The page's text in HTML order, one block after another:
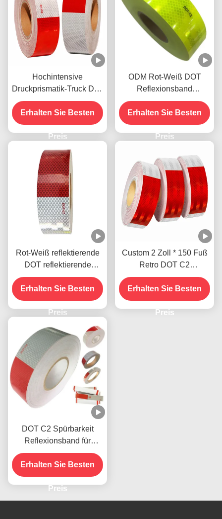
Hochintensive
Druckprismatik-Truck Dot-
C2-Reflexionsband
Erhalten Sie Besten
Preis
ODM Rot-Weiß DOT
Reflexionsband
Selbstklebstoff
Wetterbeständig
Erhalten Sie Besten
Preis
Rot-Weiß reflektierende
DOT reflektierende
Klebebandstreifen für den
Außenbereich
Erhalten Sie Besten
Preis
Custom 2 Zoll * 150 Fuß
Retro DOT C2
Reflexionsband Aufkleber
für Anhänger LKW
Erhalten Sie Besten
Preis
DOT C2 Spürbarkeit
Reflexionsband für
Anhänger
Erhalten Sie Besten
Preis